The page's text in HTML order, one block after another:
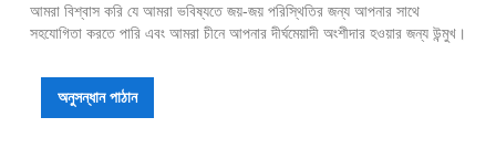
আমরা বিশ্বাস করি যে আমরা ভবিষ্যতে জয়-জয় পরিস্থিতির জন্য আপনার সাথে
সহযোগিতা করতে পারি এবং আমরা চীনে আপনার দীর্ঘমেয়াদী অংশীদার হওয়ার জন্য উন্মুখ।
অনুসন্ধান পাঠান